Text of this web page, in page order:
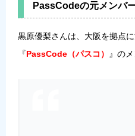
PassCodeの元メンバ
黒原優梨さんは、大阪を拠点
『PassCode（パスコ） 』のメ